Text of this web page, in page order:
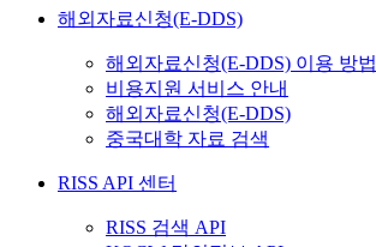
해외자료신청(E-DDS)
해외자료신청(E-DDS) 이용 방법
비용지원 서비스 안내
해외자료신청(E-DDS)
중국대학 자료 검색
RISS API 센터
RISS 검색 API